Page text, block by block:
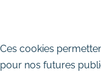
Ces cookies
pour nos futures
#